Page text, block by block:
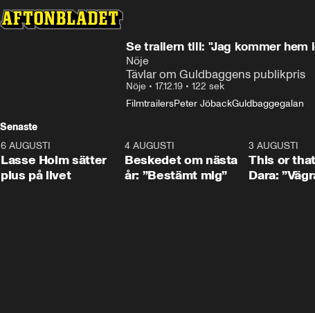
Se trailern till: "Jag kommer hem
Nöje
Tävlar om Guldbaggens publikpris
Nöje • 17.12.19 • 122 sek
FilmtrailersPeter JöbackGuldbaggegalan
Senaste
1:04
6 AUGUSTI
Lasse Holm sätter
plus på livet
0:24
4 AUGUSTI
Beskedet om nästa
år: ”Bestämt mig”
3 AUGUSTI
This or
Dara: